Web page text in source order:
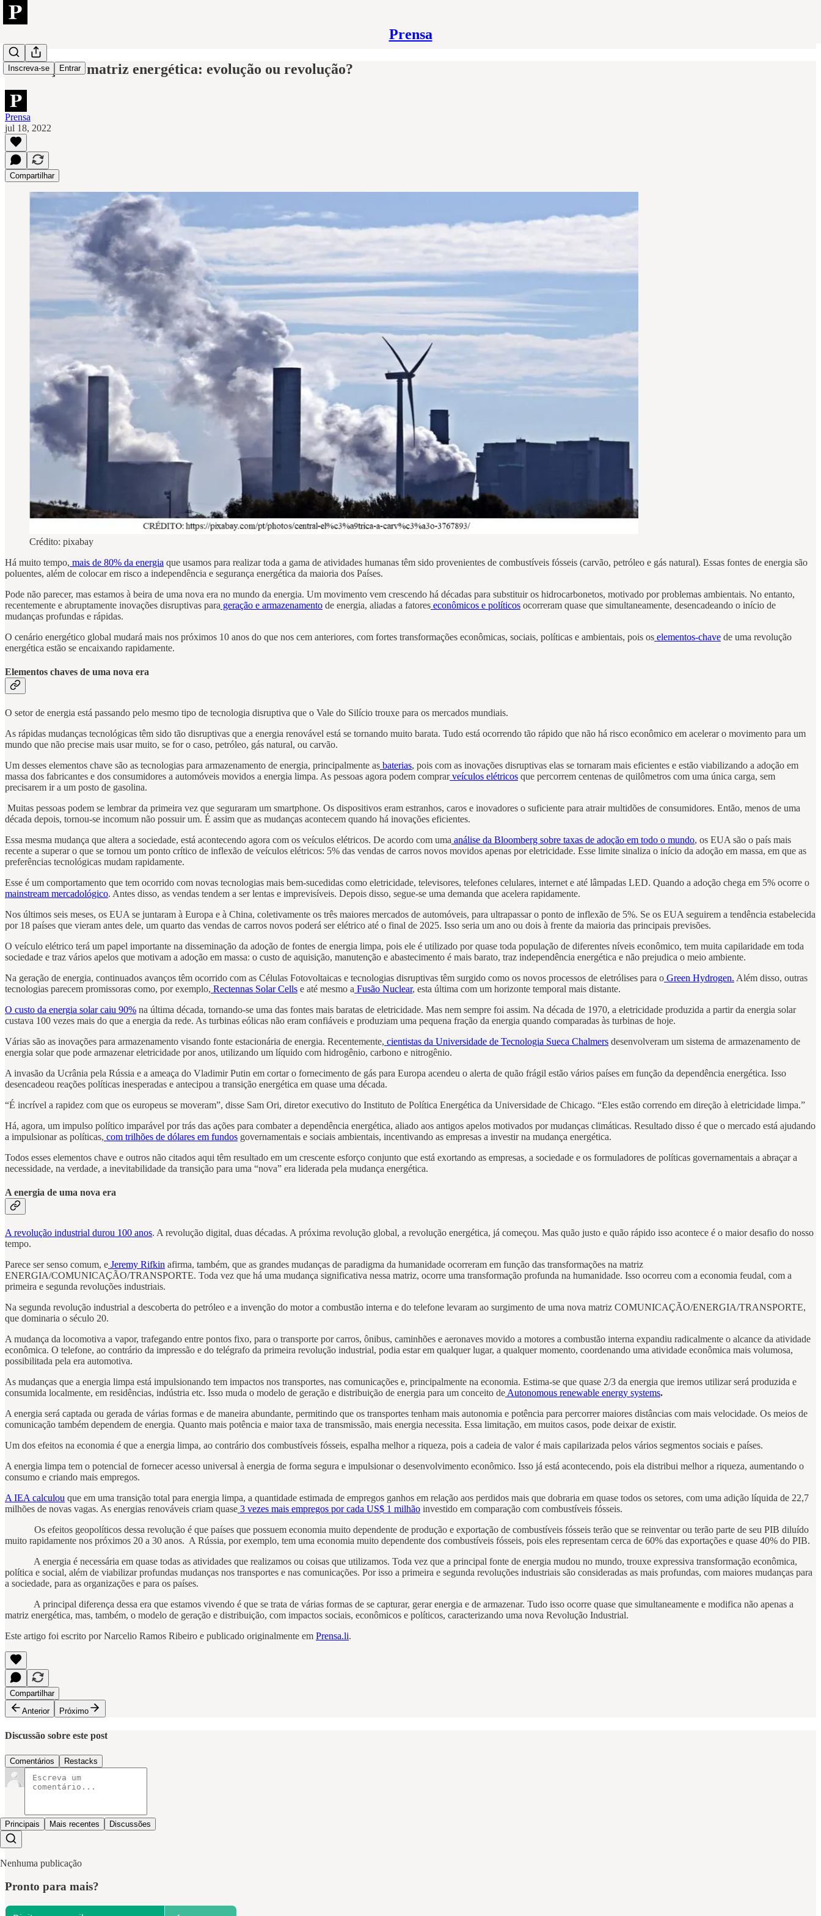
Prensa
Inscreva-se Entrar
Mudança na matriz energética: evolução ou revolução?
Prensa
jul 18, 2022
Compartilhar
Crédito: pixabay
Há muito tempo, mais de 80% da energia que usamos para realizar toda a gama de atividades humanas têm sido provenientes de combustíveis fósseis (carvão, petróleo e gás natural). Essas fontes de energia são
poluentes, além de colocar em risco a independência e segurança energética da maioria dos Países.
Pode não parecer, mas estamos à beira de uma nova era no mundo da energia. Um movimento vem crescendo há décadas para substituir os hidrocarbonetos, motivado por problemas ambientais. No entanto,
recentemente e abruptamente inovações disruptivas para geração e armazenamento de energia, aliadas a fatores econômicos e políticos ocorreram quase que simultaneamente, desencadeando o início de
mudanças profundas e rápidas.
O cenário energético global mudará mais nos próximos 10 anos do que nos cem anteriores, com fortes transformações econômicas, sociais, políticas e ambientais, pois os elementos-chave de uma revolução
energética estão se encaixando rapidamente.
Elementos chaves de uma nova era
O setor de energia está passando pelo mesmo tipo de tecnologia disruptiva que o Vale do Silício trouxe para os mercados mundiais.
As rápidas mudanças tecnológicas têm sido tão disruptivas que a energia renovável está se tornando muito barata. Tudo está ocorrendo tão rápido que não há risco econômico em acelerar o movimento para um
mundo que não precise mais usar muito, se for o caso, petróleo, gás natural, ou carvão.
Um desses elementos chave são as tecnologias para armazenamento de energia, principalmente as baterias, pois com as inovações disruptivas elas se tornaram mais eficientes e estão viabilizando a adoção em
massa dos fabricantes e dos consumidores a automóveis movidos a energia limpa. As pessoas agora podem comprarveículos elétricos que percorrem centenas de quilômetros com uma única carga, sem
precisarem ir a um posto de gasolina.
Muitas pessoas podem se lembrar da primeira vez que seguraram um smartphone. Os dispositivos eram estranhos, caros e inovadores o suficiente para atrair multidões de consumidores. Então, menos de uma
década depois, tornou-se incomum não possuir um. É assim que as mudanças acontecem quando há inovações eficientes.
Essa mesma mudança que altera a sociedade, está acontecendo agora com os veículos elétricos. De acordo com uma análise da Bloomberg sobre taxas de adoção em todo o mundo, os EUA são o país mais
recente a superar o que se tornou um ponto crítico de inflexão de veículos elétricos: 5% das vendas de carros novos movidos apenas por eletricidade. Esse limite sinaliza o início da adoção em massa, em que as
preferências tecnológicas mudam rapidamente.
Esse é um comportamento que tem ocorrido com novas tecnologias mais bem-sucedidas como eletricidade, televisores, telefones celulares, internet e até lâmpadas LED. Quando a adoção chega em 5% ocorre o
mainstream mercadológico. Antes disso, as vendas tendem a ser lentas e imprevisíveis. Depois disso, segue-se uma demanda que acelera rapidamente.
Nos últimos seis meses, os EUA se juntaram à Europa e à China, coletivamente os três maiores mercados de automóveis, para ultrapassar o ponto de inflexão de 5%. Se os EUA seguirem a tendência estabelecida
por 18 países que vieram antes dele, um quarto das vendas de carros novos poderá ser elétrico até o final de 2025. Isso seria um ano ou dois à frente da maioria das principais previsões.
O veículo elétrico terá um papel importante na disseminação da adoção de fontes de energia limpa, pois ele é utilizado por quase toda população de diferentes níveis econômico, tem muita capilaridade em toda
sociedade e traz vários apelos que motivam a adoção em massa: o custo de aquisição, manutenção e abastecimento é mais barato, traz independência energética e não prejudica o meio ambiente.
Na geração de energia, continuados avanços têm ocorrido com as Células Fotovoltaicas e tecnologias disruptivas têm surgido como os novos processos de eletrólises para o Green Hydrogen. Além disso, outras
tecnologias parecem promissoras como, por exemplo, Rectennas Solar Cells e até mesmo a Fusão Nuclear, esta última com um horizonte temporal mais distante.
O custo da energia solar caiu 90% na última década, tornando-se uma das fontes mais baratas de eletricidade. Mas nem sempre foi assim. Na década de 1970, a eletricidade produzida a partir da energia solar
custava 100 vezes mais do que a energia da rede. As turbinas eólicas não eram confiáveis ​​e produziam uma pequena fração da energia quando comparadas às turbinas de hoje.
Várias são as inovações para armazenamento visando fonte estacionária de energia. Recentemente, cientistas da Universidade de Tecnologia Sueca Chalmers desenvolveram um sistema de armazenamento de
energia solar que pode armazenar eletricidade por anos, utilizando um líquido com hidrogênio, carbono e nitrogênio.
A invasão da Ucrânia pela Rússia e a ameaça do Vladimir Putin em cortar o fornecimento de gás para Europa acendeu o alerta de quão frágil estão vários países em função da dependência energética. Isso
desencadeou reações políticas inesperadas e antecipou a transição energética em quase uma década.
“É incrível a rapidez com que os europeus se moveram”, disse Sam Ori, diretor executivo do Instituto de Política Energética da Universidade de Chicago. “Eles estão correndo em direção à eletricidade limpa.”
Há, agora, um impulso político imparável por trás das ações para combater a dependência energética, aliado aos antigos apelos motivados por mudanças climáticas. Resultado disso é que o mercado está ajudando
a impulsionar as políticas, com trilhões de dólares em fundos governamentais e sociais ambientais, incentivando as empresas a investir na mudança energética.
Todos esses elementos chave e outros não citados aqui têm resultado em um crescente esforço conjunto que está exortando as empresas, a sociedade e os formuladores de políticas governamentais a abraçar a
necessidade, na verdade, a inevitabilidade da transição para uma “nova” era liderada pela mudança energética.
A energia de uma nova era
A revolução industrial durou 100 anos. A revolução digital, duas décadas. A próxima revolução global, a revolução energética, já começou. Mas quão justo e quão rápido isso acontece é o maior desafio do nosso
tempo.
Parece ser senso comum, e Jeremy Rifkin afirma, também, que as grandes mudanças de paradigma da humanidade ocorreram em função das transformações na matriz
ENERGIA/COMUNICAÇÃO/TRANSPORTE. Toda vez que há uma mudança significativa nessa matriz, ocorre uma transformação profunda na humanidade. Isso ocorreu com a economia feudal, com a
primeira e segunda revoluções industriais.
Na segunda revolução industrial a descoberta do petróleo e a invenção do motor a combustão interna e do telefone levaram ao surgimento de uma nova matriz COMUNICAÇÃO/ENERGIA/TRANSPORTE,
que dominaria o século 20.
A mudança da locomotiva a vapor, trafegando entre pontos fixo, para o transporte por carros, ônibus, caminhões e aeronaves movido a motores a combustão interna expandiu radicalmente o alcance da atividade
econômica. O telefone, ao contrário da impressão e do telégrafo da primeira revolução industrial, podia estar em qualquer lugar, a qualquer momento, coordenando uma atividade econômica mais volumosa,
possibilitada pela era automotiva.
As mudanças que a energia limpa está impulsionando tem impactos nos transportes, nas comunicações e, principalmente na economia. Estima-se que quase 2/3 da energia que iremos utilizar será produzida e
consumida localmente, em residências, indústria etc. Isso muda o modelo de geração e distribuição de energia para um conceito de Autonomous renewable energy systems.
A energia será captada ou gerada de várias formas e de maneira abundante, permitindo que os transportes tenham mais autonomia e potência para percorrer maiores distâncias com mais velocidade. Os meios de
comunicação também dependem de energia. Quanto mais potência e maior taxa de transmissão, mais energia necessita. Essa limitação, em muitos casos, pode deixar de existir.
Um dos efeitos na economia é que a energia limpa, ao contrário dos combustíveis fósseis, espalha melhor a riqueza, pois a cadeia de valor é mais capilarizada pelos vários segmentos sociais e países.
A energia limpa tem o potencial de fornecer acesso universal à energia de forma segura e impulsionar o desenvolvimento econômico. Isso já está acontecendo, pois ela distribui melhor a riqueza, aumentando o
consumo e criando mais empregos.
A IEA calculou que em uma transição total para energia limpa, a quantidade estimada de empregos ganhos em relação aos perdidos mais que dobraria em quase todos os setores, com uma adição líquida de 22,7
milhões de novas vagas. As energias renováveis criam quase 3 vezes mais empregos por cada US$ 1 milhão investido em comparação com combustíveis fósseis.
Os efeitos geopolíticos dessa revolução é que países que possuem economia muito dependente de produção e exportação de combustíveis fósseis terão que se reinventar ou terão parte de seu PIB diluído
muito rapidamente nos próximos 20 a 30 anos. A Rússia, por exemplo, tem uma economia muito dependente dos combustíveis fósseis, pois eles representam cerca de 60% das exportações e quase 40% do PIB.
A energia é necessária em quase todas as atividades que realizamos ou coisas que utilizamos. Toda vez que a principal fonte de energia mudou no mundo, trouxe expressiva transformação econômica,
política e social, além de viabilizar profundas mudanças nos transportes e nas comunicações. Por isso a primeira e segunda revoluções industriais são consideradas as mais profundas, com maiores mudanças para
a sociedade, para as organizações e para os países.
A principal diferença dessa era que estamos vivendo é que se trata de várias formas de se capturar, gerar energia e de armazenar. Tudo isso ocorre quase que simultaneamente e modifica não apenas a
matriz energética, mas, também, o modelo de geração e distribuição, com impactos sociais, econômicos e políticos, caracterizando uma nova Revolução Industrial.
Este artigo foi escrito por Narcelio Ramos Ribeiro e publicado originalmente em Prensa.li.
Compartilhar
Anterior
Próximo
Discussão sobre este post
Comentários Restacks
Principais Mais recentes Discussões
Nenhuma publicação
Pronto para mais?